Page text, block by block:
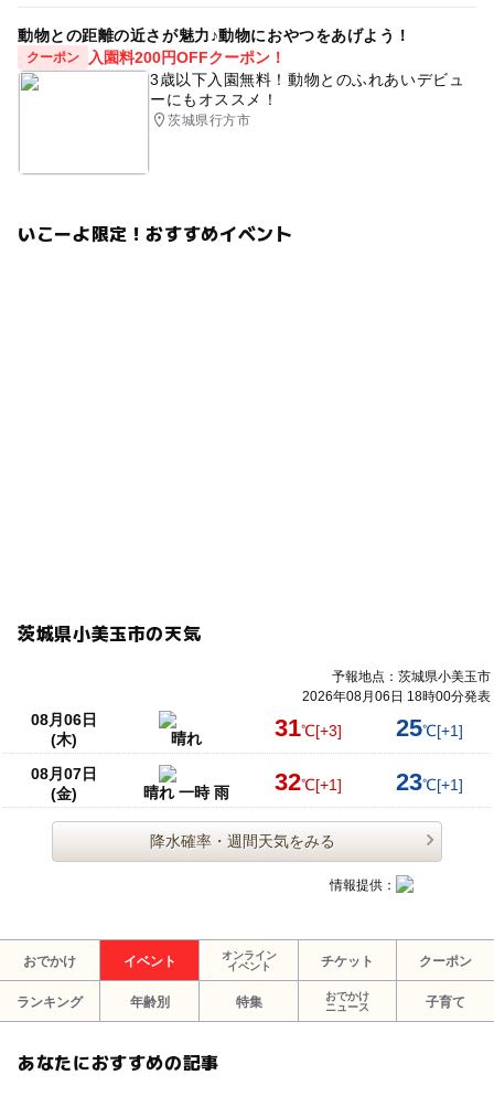
動物との距離の近さが魅力♪動物におやつをあげよう！
クーポン
入園料200円OFFクーポン！
3歳以下入園無料！動物とのふれあいデビュ
ーにもオススメ！
茨城県行方市
いこーよ限定！おすすめイベント
茨城県小美玉市の天気
予報地点：茨城県小美玉市
2026年08月06日 18時00分発表
08月06日
(木)
晴れ 31℃[+3] 25℃[+1]
08月07日
(金)
晴れ 一時 雨 32℃[+1] 23℃[+1]
降水確率・週間天気をみる
情報提供：
おでかけ イベント
オンライン
イベント
チケット クーポン
ランキング 年齢別 特集
おでかけ
ニュース
子育て
あなたにおすすめの記事